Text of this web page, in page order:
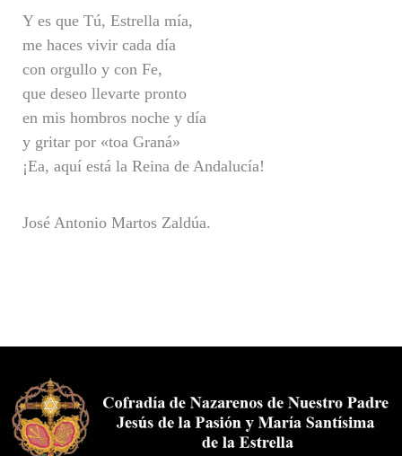
Y es que Tú, Estrella mía,
me haces vivir cada día
con orgullo y con Fe,
que deseo llevarte pronto
en mis hombros noche y día
y gritar por «toa Graná»
¡Ea, aquí está la Reina de Andalucía!
José Antonio Martos Zaldúa.